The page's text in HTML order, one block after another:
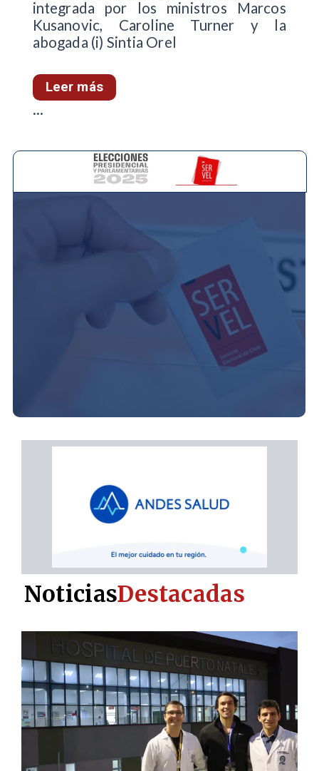
integrada por los ministros Marcos
Kusanovic, Caroline Turner y la
abogada (i) Sintia Orel
Leer más
...
NoticiasDestacadas